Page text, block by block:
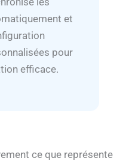
et
pour
efficace.
ce que représente